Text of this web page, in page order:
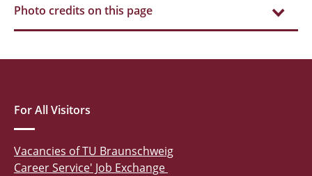
Photo credits on this page
For All Visitors
Vacancies of TU Braunschweig
Career Service' Job Exchange